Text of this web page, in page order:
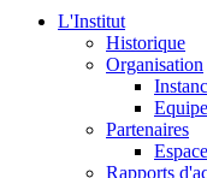
L'Institut
Historique
Organisation
Equipe
Partenaires
Rapports